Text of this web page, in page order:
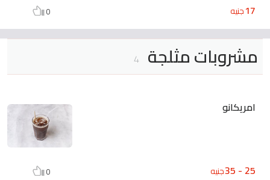
17جنيه 0
مشروبات مثلجة 4
امريكانو
25 - 35 جنيه 0